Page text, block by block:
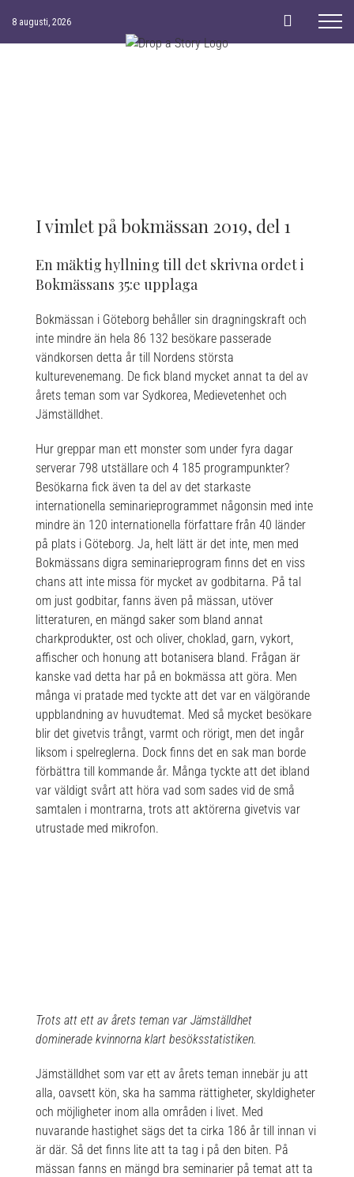
content
8 augusti, 2026
I vimlet på bokmässan 2019, del 1
En mäktig hyllning till det skrivna ordet i
Bokmässans 35:e upplaga
Bokmässan i Göteborg behåller sin dragningskraft och
inte mindre än hela 86 132 besökare passerade
vändkorsen detta år till Nordens största
kulturevenemang. De fick bland mycket annat ta del av
årets teman som var Sydkorea, Medievetenhet och
Jämställdhet.
Hur greppar man ett monster som under fyra dagar
serverar 798 utställare och 4 185 programpunkter?
Besökarna fick även ta del av det starkaste
internationella seminarieprogrammet någonsin med inte
mindre än 120 internationella författare från 40 länder
på plats i Göteborg. Ja, helt lätt är det inte, men med
Bokmässans digra seminarieprogram finns det en viss
chans att inte missa för mycket av godbitarna. På tal
om just godbitar, fanns även på mässan, utöver
litteraturen, en mängd saker som bland annat
charkprodukter, ost och oliver, choklad, garn, vykort,
affischer och honung att botanisera bland. Frågan är
kanske vad detta har på en bokmässa att göra. Men
många vi pratade med tyckte att det var en välgörande
uppblandning av huvudtemat. Med så mycket besökare
blir det givetvis trångt, varmt och rörigt, men det ingår
liksom i spelreglerna. Dock finns det en sak man borde
förbättra till kommande år. Många tyckte att det ibland
var väldigt svårt att höra vad som sades vid de små
samtalen i montrarna, trots att aktörerna givetvis var
utrustade med mikrofon.
Trots att ett av årets teman var Jämställdhet
dominerade kvinnorna klart besöksstatistiken.
Jämställdhet som var ett av årets teman innebär ju att
alla, oavsett kön, ska ha samma rättigheter, skyldigheter
och möjligheter inom alla områden i livet. Med
nuvarande hastighet sägs det ta cirka 186 år till innan vi
är där. Så det finns lite att ta tag i på den biten. På
mässan fanns en mängd bra seminarier på temat att ta